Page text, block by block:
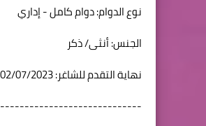
نوع الدوام: دوام كامل - إداري
الجنس: أنثى/ ذكر
نهاية التقدم للشاغر: 02/07/2023
-----------------------------